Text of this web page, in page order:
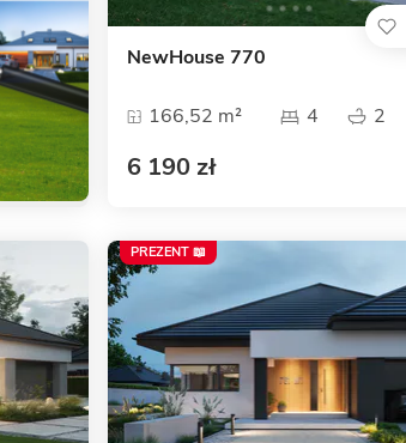
NewHouse 770
166,52 m² 4 2
6 190 zł
PREZENT 📖